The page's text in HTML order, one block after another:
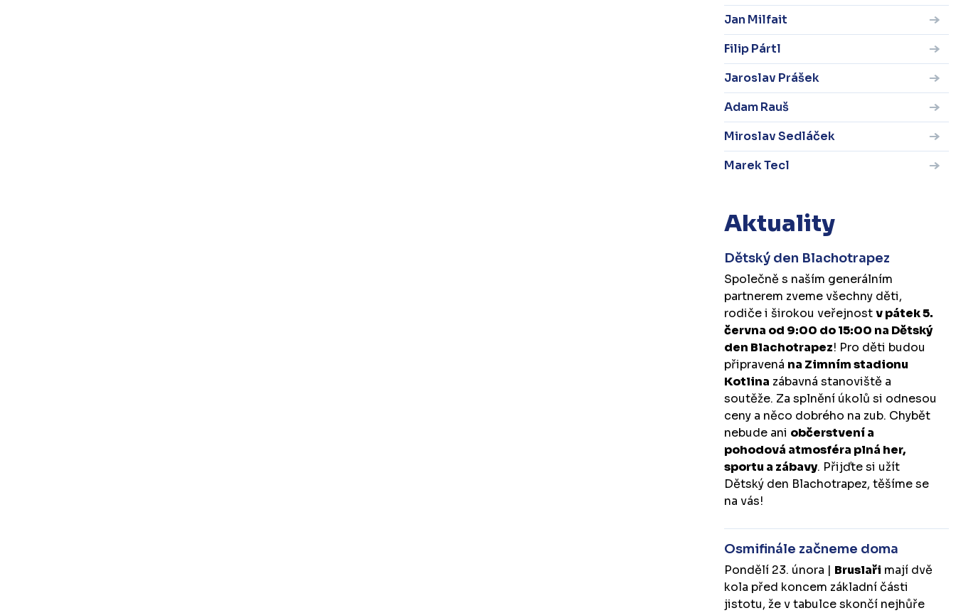
Jan Milfait
Filip Pártl
Jaroslav Prášek
Adam Rauš
Miroslav Sedláček
Marek Tecl
Aktuality
Dětský den Blachotrapez
Společně s naším generálním
partnerem zveme všechny děti,
rodiče i širokou veřejnostv pátek 5.
června od 9:00 do 15:00 na Dětský
den Blachotrapez! Pro děti budou
připravená na Zimním stadionu
Kotlina zábavná stanoviště a
soutěže. Za splnění úkolů si odnesou
ceny a něco dobrého na zub. Chybět
nebude ani občerstvení a
pohodová atmosféra plná her,
sportu a zábavy. Přijďte si užít
Dětský den Blachotrapez, těšíme se
na vás!
Osmifinále začneme doma
Pondělí 23. února | Bruslaři mají dvě
kola před koncem základní části
jistotu, že v tabulce skončí nejhůře